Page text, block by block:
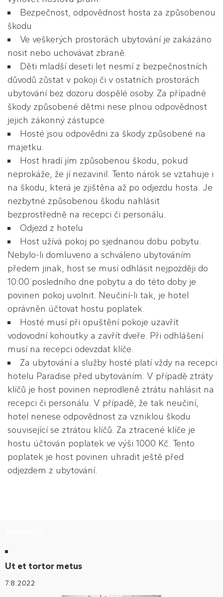
Bezpečnost, odpovědnost hosta za způsobenou
škodu
Ve veškerých prostorách ubytování je zakázáno
nosit nebo uchovávat zbraně.
Děti mladší deseti let nesmí z bezpečnostních
důvodů zůstat v pokoji či v ostatních prostorách
ubytování bez dozoru dospělé osoby. Za případné
škody způsobené dětmi nese plnou odpovědnost
jejich zákonný zástupce.
Hosté jsou odpovědni za škody způsobené na
majetku.
Host hradí jím způsobenou škodu, pokud
neprokáže, že jí nezavinil. Tento nárok se vztahuje i
na škodu, která je zjištěna až po odjezdu hosta. Je
nezbytné způsobenou škodu nahlásit
bezprostředně na recepci či personálu.
Odjezd z hotelu
Host užívá pokoj po sjednanou dobu pobytu.
Nebylo-li domluveno a schváleno ubytováním
předem jinak, host se musí odhlásit nejpozději do
10:00 posledního dne pobytu a do této doby je
povinen pokoj uvolnit. Neučiní-li tak, je hotel
oprávněn účtovat hostu poplatek.
Hosté musí při opuštění pokoje uzavřít
vodovodní kohoutky a zavřít dveře. Při odhlášení
musí na recepci odevzdat klíče.
Za ubytování a služby hosté platí vždy na recepci
hotelu Paradise před ubytováním. V případě ztráty
klíčů je host povinen neprodleně ztrátu nahlásit na
recepci či personálu. V případě, že tak neučiní,
hotel nenese odpovědnost za vzniklou škodu
související se ztrátou klíčů. Za ztracené klíče je
hostu účtován poplatek ve výši 1000 Kč. Tento
poplatek je host povinen uhradit ještě před
odjezdem z ubytování.
Ut et tortor metus
7.8.2022